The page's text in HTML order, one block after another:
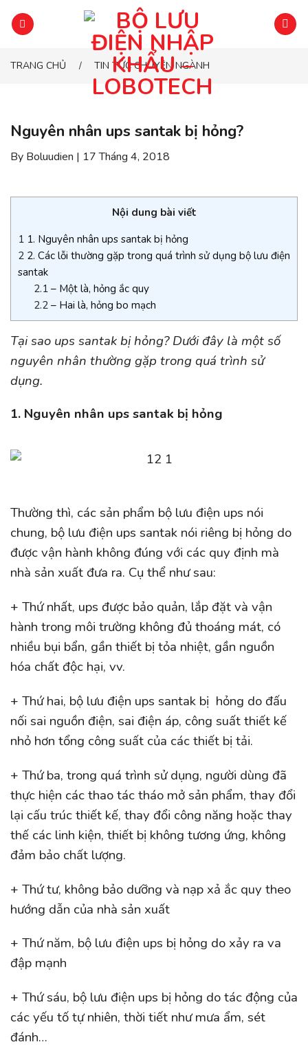
đến
nộiTRANG CHỦ / TIN TỨC CHUYÊN NGÀNH
Nguyên nhân ups santak bị hỏng?
By Boluudien | 17 Tháng 4, 2018
Nội dung bài viết
1 1. Nguyên nhân ups santak bị hỏng
2 2. Các lỗi thường gặp trong quá trình sử dụng bộ lưu điện
santak
2.1– Một là, hỏng ắc quy
2.2– Hai là, hỏng bo mạch
Tại sao ups santak bị hỏng? Dưới đây là một số
nguyên nhân thường gặp trong quá trình sử
dụng.
1. Nguyên nhân ups santak bị hỏng
Thường thì, các sản phẩm bộ lưu điện ups nói
chung, bộ lưu điện ups santak nói riêng bị hỏng do
được vận hành không đúng với các quy định mà
nhà sản xuất đưa ra. Cụ thể như sau:
+ Thứ nhất, ups được bảo quản, lắp đặt và vận
hành trong môi trường không đủ thoáng mát, có
nhiều bụi bẩn, gần thiết bị tỏa nhiệt, gần nguồn
hóa chất độc hại, vv.
+ Thứ hai, bộ lưu điện ups santak bị hỏng do đấu
nối sai nguồn điện, sai điện áp, công suất thiết kế
nhỏ hơn tổng công suất của các thiết bị tải.
+ Thứ ba, trong quá trình sử dụng, người dùng đã
thực hiện các thao tác tháo mở sản phẩm, thay đổi
lại cấu trúc thiết kế, thay đổi công năng hoặc thay
thế các linh kiện, thiết bị không tương ứng, không
đảm bảo chất lượng.
+ Thứ tư, không bảo dưỡng và nạp xả ắc quy theo
hướng dẫn của nhà sản xuất
+ Thứ năm, bộ lưu điện ups bị hỏng do xảy ra va
đập mạnh
+ Thứ sáu, bộ lưu điện ups bị hỏng do tác động của
các yếu tố tự nhiên, thời tiết như mưa ẩm, sét
đánh…